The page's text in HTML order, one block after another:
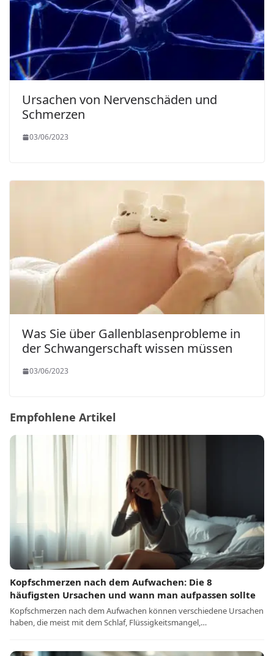
Ursachen von Nervenschäden und
Schmerzen
03/06/2023
Was Sie über Gallenblasenprobleme in
der Schwangerschaft wissen müssen
03/06/2023
Empfohlene Artikel
Kopfschmerzen nach dem Aufwachen: Die 8
häufigsten Ursachen und wann man aufpassen sollte
Kopfschmerzen nach dem Aufwachen können verschiedene Ursachen
haben, die meist mit dem Schlaf, Flüssigkeitsmangel,…